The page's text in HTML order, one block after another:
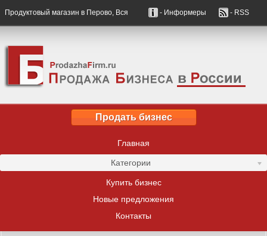
Продуктовый магазин в Перово, Вся - Информеры - RSS
Продать бизнес
Главная
Категории
Купить бизнес
Новые предложения
Контакты